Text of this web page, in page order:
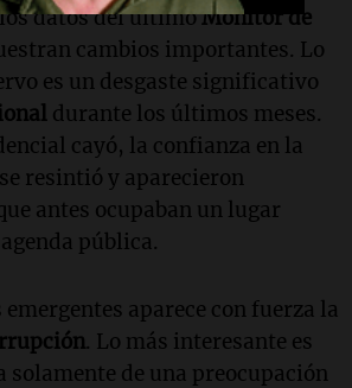
los datos del últimoMonitor de
cambios importantes. Lo
es un desgaste significativo
durante los últimos meses.
cayó, la confianza en la
resintió y aparecieron
antes ocupaban un lugar
pública.
emergentes aparece con fuerza la
. Lo más interesante es
solamente de una preocupación